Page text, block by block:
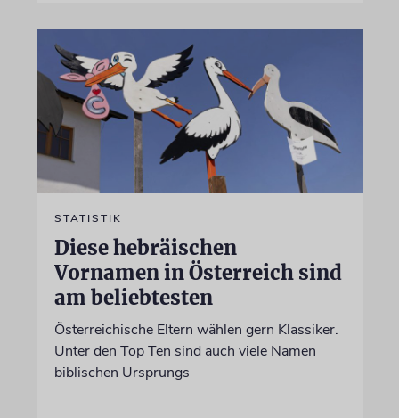
STATISTIK
Diese hebräischen
Vornamen in Österreich sind
am beliebtesten
Österreichische Eltern wählen gern Klassiker.
Unter den Top Ten sind auch viele Namen
biblischen Ursprungs